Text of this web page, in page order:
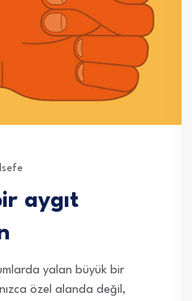
aygıt
yalan büyük bir
özel alanda değil,